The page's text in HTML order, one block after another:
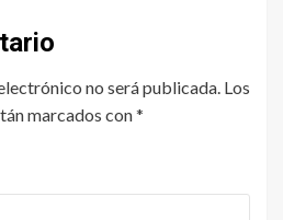
no será publicada. Los
marcados con*